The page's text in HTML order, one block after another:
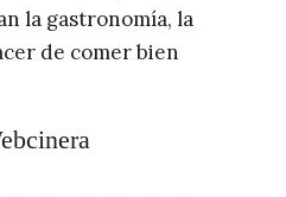
la gastronomía, la
de comer bien